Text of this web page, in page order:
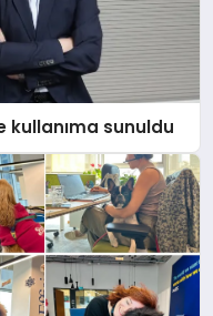
kullanıma sunuldu